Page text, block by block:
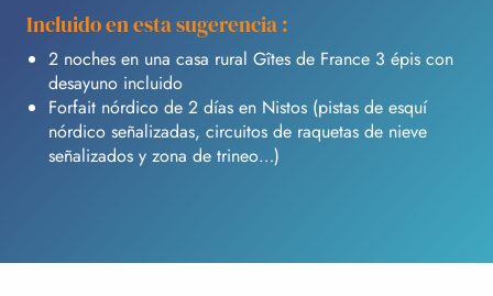
Incluido en esta sugerencia :
2 noches en una casa rural Gîtes de France 3 épis con
desayuno incluido
Forfait nórdico de 2 días en Nistos (pistas de esquí
nórdico señalizadas, circuitos de raquetas de nieve
señalizados y zona de trineo…)